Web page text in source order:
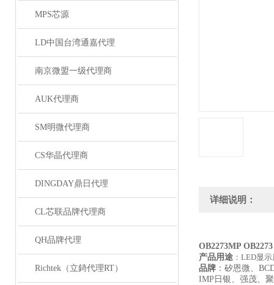
MPS芯源
LD中国台湾通嘉代理
南京微盟一级代理商
AUK代理商
SM明微代理商
CS华晶代理商
DINGDAY鼎日代理
CL芯联品牌代理商
QH品牌代理
Richtek（立錡代理RT）
详细说明：
OB2273MP
产品用途 ：LED显
品牌 ：矽恩微、
IMP日银、强茂、